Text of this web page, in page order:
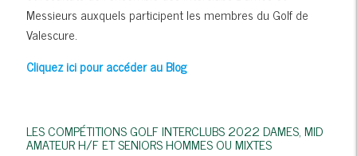
Messieurs auxquels participent les membres du Golf de
Valescure.
Cliquez ici pour accéder au Blog
LES COMPÉTITIONS GOLF INTERCLUBS 2022 DAMES, MID
AMATEUR H/F ET SENIORS HOMMES OU MIXTES